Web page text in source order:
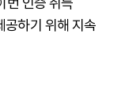
공하기 위해 지속